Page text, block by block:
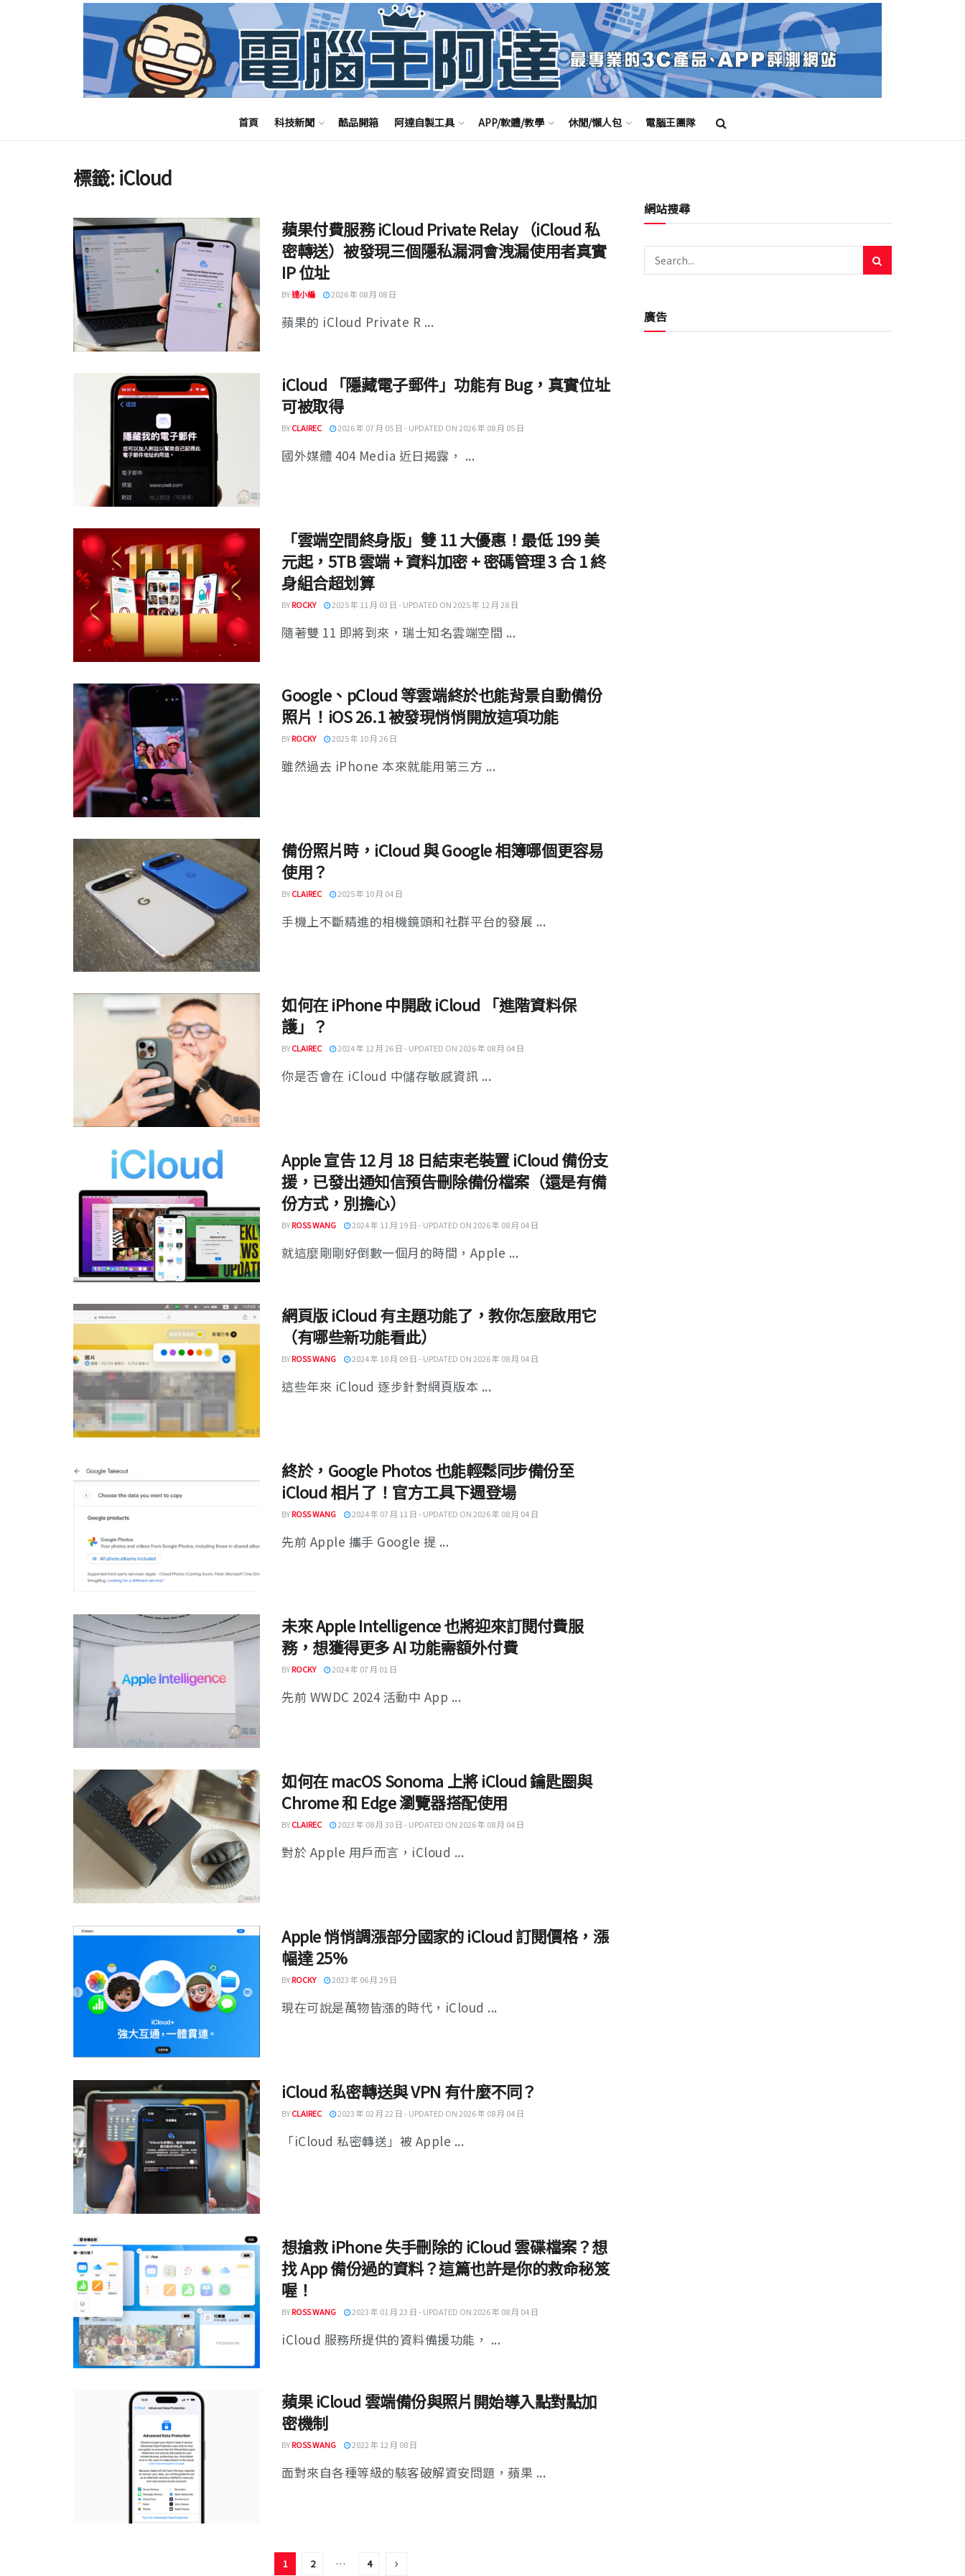
首頁 科技新聞 酷品開箱 阿達自製工具 APP/軟體/教學 休閒/懶人包 電腦王團隊
標籤: iCloud
蘋果付費服務 iCloud Private Relay （iCloud 私
密轉送）被發現三個隱私漏洞會洩漏使用者真實
IP 位址
BY達小編 2026 年 08 月 08 日
蘋果的 iCloud Private R ...
iCloud 「隱藏電子郵件」功能有 Bug，真實位址
可被取得
BYCLAIREC 2026 年 07 月 05 日 - UPDATED ON 2026 年 08 月 05 日
國外媒體 404 Media 近日揭露， ...
「雲端空間終身版」雙 11 大優惠！最低 199 美
元起，5TB 雲端 + 資料加密 + 密碼管理 3 合 1 終
身組合超划算
BYROCKY 2025 年 11 月 03 日 - UPDATED ON 2025 年 12 月 28 日
隨著雙 11 即將到來，瑞士知名雲端空間 ...
Google、pCloud 等雲端終於也能背景自動備份
照片！iOS 26.1 被發現悄悄開放這項功能
BYROCKY 2025 年 10 月 26 日
雖然過去 iPhone 本來就能用第三方 ...
備份照片時，iCloud 與 Google 相簿哪個更容易
使用？
BYCLAIREC 2025 年 10 月 04 日
手機上不斷精進的相機鏡頭和社群平台的發展 ...
如何在 iPhone 中開啟 iCloud 「進階資料保
護」？
BYCLAIREC 2024 年 12 月 26 日 - UPDATED ON 2026 年 08 月 04 日
你是否會在 iCloud 中儲存敏感資訊 ...
Apple 宣告 12 月 18 日結束老裝置 iCloud 備份支
援，已發出通知信預告刪除備份檔案（還是有備
份方式，別擔心）
BYROSS WANG 2024 年 11 月 19 日 - UPDATED ON 2026 年 08 月 04 日
就這麼剛剛好倒數一個月的時間，Apple ...
網頁版 iCloud 有主題功能了，教你怎麼啟用它
（有哪些新功能看此）
BYROSS WANG 2024 年 10 月 09 日 - UPDATED ON 2026 年 08 月 04 日
這些年來 iCloud 逐步針對網頁版本 ...
終於，Google Photos 也能輕鬆同步備份至
iCloud 相片了！官方工具下週登場
BYROSS WANG 2024 年 07 月 11 日 - UPDATED ON 2026 年 08 月 04 日
先前 Apple 攜手 Google 提 ...
未來 Apple Intelligence 也將迎來訂閱付費服
務，想獲得更多 AI 功能需額外付費
BYROCKY 2024 年 07 月 01 日
先前 WWDC 2024 活動中 App ...
如何在 macOS Sonoma 上將 iCloud 鑰匙圈與
Chrome 和 Edge 瀏覽器搭配使用
BYCLAIREC 2023 年 08 月 30 日 - UPDATED ON 2026 年 08 月 04 日
對於 Apple 用戶而言，iCloud ...
Apple 悄悄調漲部分國家的 iCloud 訂閱價格，漲
幅達 25%
BYROCKY 2023 年 06 月 29 日
現在可說是萬物皆漲的時代，iCloud ...
iCloud 私密轉送與 VPN 有什麼不同？
BYCLAIREC 2023 年 02 月 22 日 - UPDATED ON 2026 年 08 月 04 日
「iCloud 私密轉送」被 Apple ...
想搶救 iPhone 失手刪除的 iCloud 雲碟檔案？想
找 App 備份過的資料？這篇也許是你的救命秘笈
喔！
BYROSS WANG 2023 年 01 月 23 日 - UPDATED ON 2026 年 08 月 04 日
iCloud 服務所提供的資料備援功能， ...
蘋果 iCloud 雲端備份與照片開始導入點對點加
密機制
BYROSS WANG 2022 年 12 月 08 日
面對來自各種等級的駭客破解資安問題，蘋果 ...
1 2 … 4
網站搜尋
廣告